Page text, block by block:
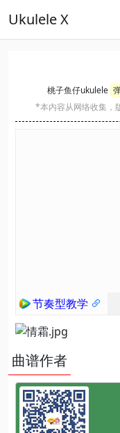
Ukulele X
桃子鱼仔ukulele
*本内容从网络收集，
节奏型教学
曲谱作者